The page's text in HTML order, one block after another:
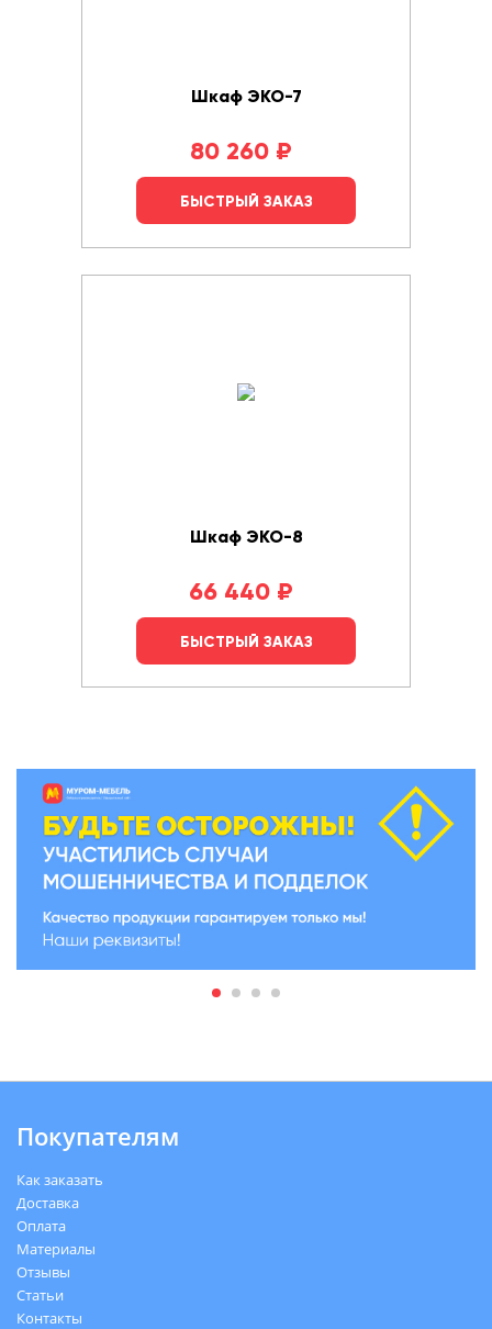
Шкаф ЭКО-7
80 260 ₽
БЫСТРЫЙ ЗАКАЗ
Шкаф ЭКО-8
66 440 ₽
БЫСТРЫЙ ЗАКАЗ
Покупателям
Как заказать
Доставка
Оплата
Материалы
Отзывы
Статьи
Контакты